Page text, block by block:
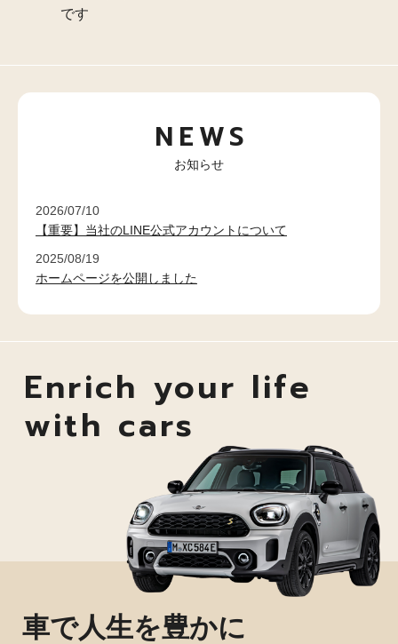
です
NEWS
お知らせ
2026/07/10
【重要】当社のLINE公式アカウントについて
2025/08/19
ホームページを公開しました
Enrich your life
with cars
車で人生を豊かに